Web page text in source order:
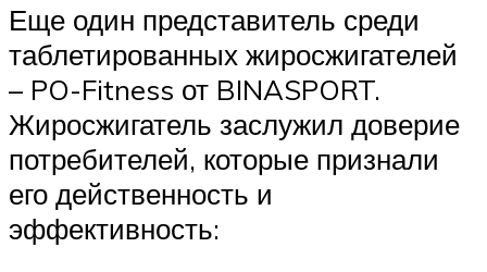
Еще один представитель среди
таблетированных жиросжигателей
– PO-Fitness от BINASPORT.
Жиросжигатель заслужил доверие
потребителей, которые признали
его действенность и
эффективность: